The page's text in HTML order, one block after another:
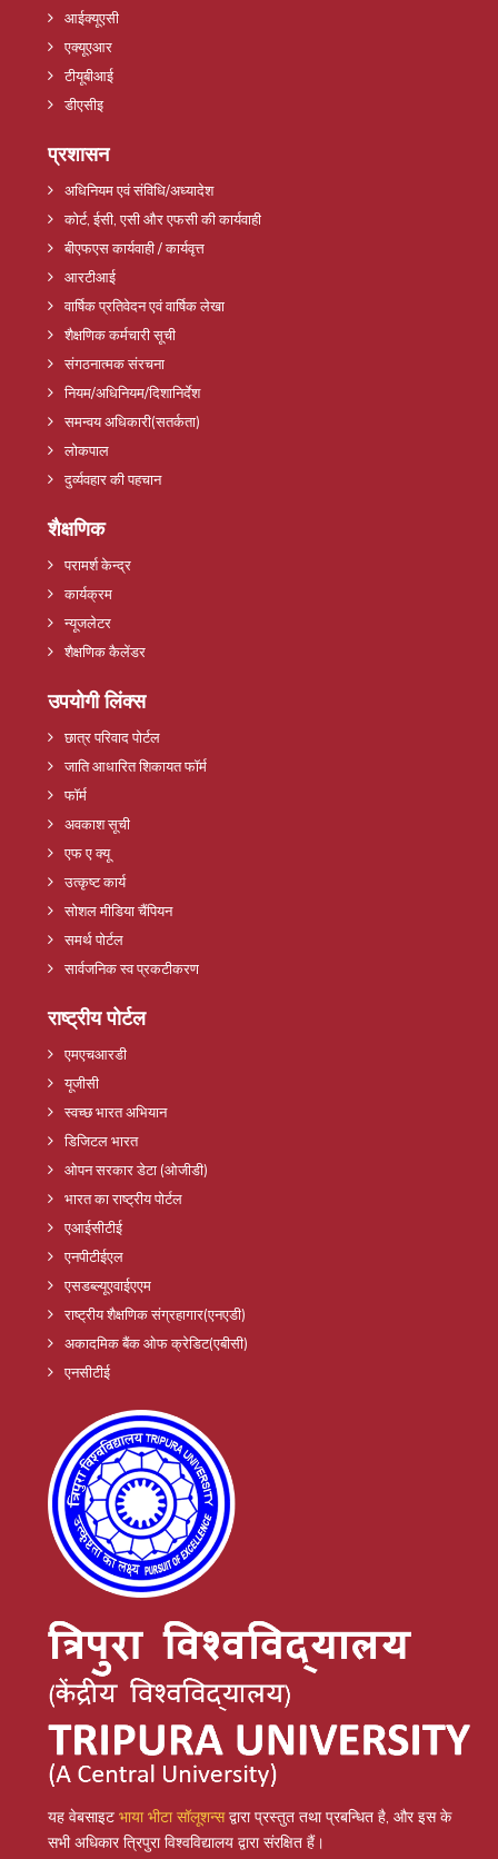
आईक्यूएसी
एक्यूएआर
टीयूबीआई
डीएसीइ
प्रशासन
अधिनियम एवं संविधि/अध्यादेश
कोर्ट, ईसी, एसी और एफसी की कार्यवाही
बीएफएस कार्यवाही / कार्यवृत्त
आरटीआई
वार्षिक प्रतिवेदन एवं वार्षिक लेखा
शैक्षणिक कर्मचारी सूची
संगठनात्मक संरचना
नियम/अधिनियम/दिशानिर्देश
समन्वय अधिकारी(सतर्कता)
लोकपाल
दुर्व्यवहार की पहचान
शैक्षणिक
परामर्श केन्द्र
कार्यक्रम
न्यूजलेटर
शैक्षणिक कैलेंडर
उपयोगी लिंक्स
छात्र परिवाद पोर्टल
जाति आधारित शिकायत फॉर्म
फॉर्म
अवकाश सूची
एफ ए क्यू
उत्कृष्ट कार्य
सोशल मीडिया चैंपियन
समर्थ पोर्टल
सार्वजनिक स्व प्रकटीकरण
राष्ट्रीय पोर्टल
एमएचआरडी
यूजीसी
स्वच्छ भारत अभियान
डिजिटल भारत
ओपन सरकार डेटा (ओजीडी)
भारत का राष्ट्रीय पोर्टल
एआईसीटीई
एनपीटीईएल
एसडब्ल्यूएवाईएएम
राष्ट्रीय शैक्षणिक संग्रहागार(एनएडी)
अकादमिक बैंक ओफ क्रेडिट(एबीसी)
एनसीटीई
यह वेबसाइट भाया भीटा सॉलूशन्सद्वारा प्रस्तुत तथा प्रबन्धित है, और इस के
सभी अधिकार त्रिपुरा विश्वविद्यालय द्वारा संरक्षित हैं।